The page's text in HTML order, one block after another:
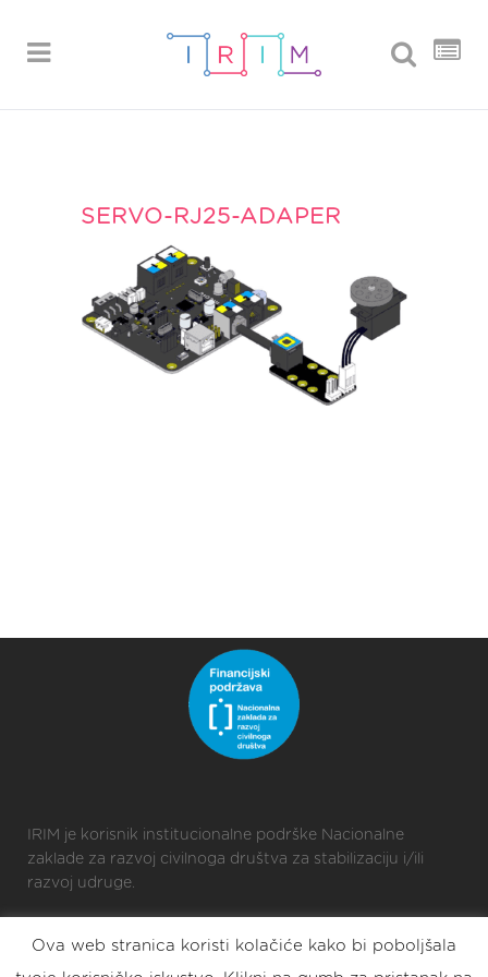
SERVO-RJ25-ADAPER
IRIM je korisnik institucionalne podrške Nacionalne
zaklade za razvoj civilnoga društva za stabilizaciju i/ili
razvoj udruge.
Ova web stranica koristi kolačiće kako bi poboljšala